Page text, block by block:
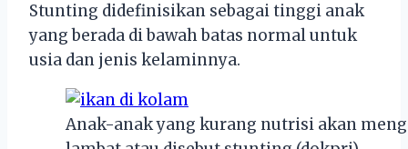
Stunting didefinisikan sebagaitinggi anak
yangberada dibawahbatas normaluntuk
usia dan jenis kelaminnya.
Anak-anak yang kurang nutrisi akan